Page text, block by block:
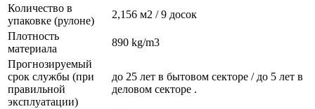
Количество в
упаковке (рулоне)
2,156 м2 / 9 досок
Плотность
материала
890 kg/m3
Прогнозируемый
срок службы (при
правильной
эксплуатации)
до 25 лет в бытовом секторе / до 5 лет в
деловом секторе .